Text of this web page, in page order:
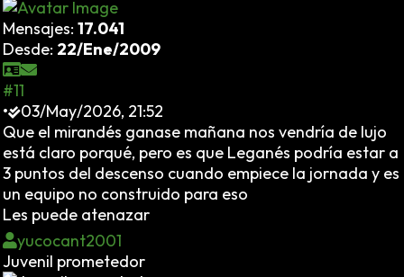
Mensajes: 17.041
Desde: 22/Ene/2009
#11
•
03/May/2026, 21:52
Que el mirandés ganase mañana nos vendría de lujo
está claro porqué, pero es que Leganés podría estar a
3 puntos del descenso cuando empiece la jornada y es
un equipo no construido para eso
Les puede atenazar
yucocant2001
Juvenil prometedor